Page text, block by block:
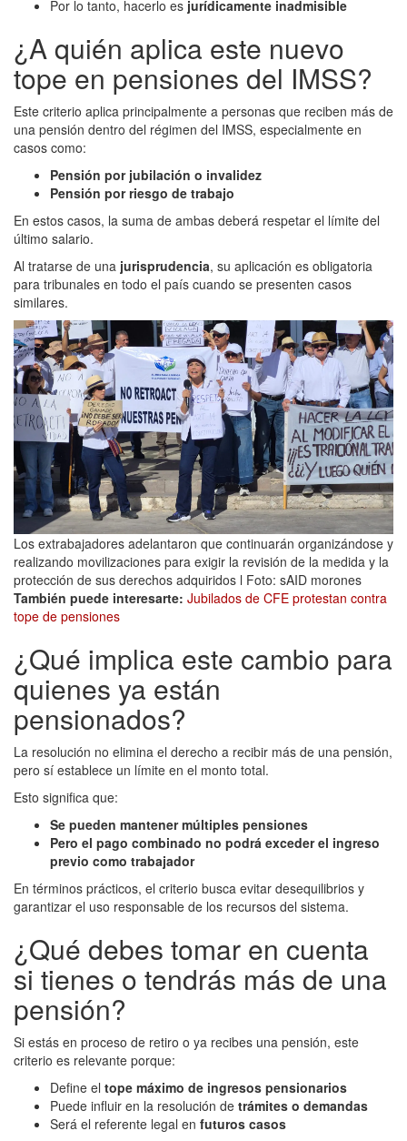
Por lo tanto, hacerlo es jurídicamente inadmisible
¿A quién aplica este nuevo
tope en pensiones del IMSS?
Este criterio aplica principalmente a personas que reciben más de
una pensión dentro del régimen del IMSS, especialmente en
casos como:
Pensión por jubilación o invalidez
Pensión por riesgo de trabajo
En estos casos, la suma de ambas deberá respetar el límite del
último salario.
Al tratarse de una jurisprudencia, su aplicación es obligatoria
para tribunales en todo el país cuando se presenten casos
similares.
Los extrabajadores adelantaron que continuarán organizándose y
realizando movilizaciones para exigir la revisión de la medida y la
protección de sus derechos adquiridos l Foto: sAID morones
También puede interesarte: Jubilados de CFE protestan contra
tope de pensiones
¿Qué implica este cambio para
quienes ya están
pensionados?
La resolución no elimina el derecho a recibir más de una pensión,
pero sí establece un límite en el monto total.
Esto significa que:
Se pueden mantener múltiples pensiones
Pero el pago combinado no podrá exceder el ingreso
previo como trabajador
En términos prácticos, el criterio busca evitar desequilibrios y
garantizar el uso responsable de los recursos del sistema.
¿Qué debes tomar en cuenta
si tienes o tendrás más de una
pensión?
Si estás en proceso de retiro o ya recibes una pensión, este
criterio es relevante porque:
Define el tope máximo de ingresos pensionarios
Puede influir en la resolución de trámites o demandas
Será el referente legal en futuros casos